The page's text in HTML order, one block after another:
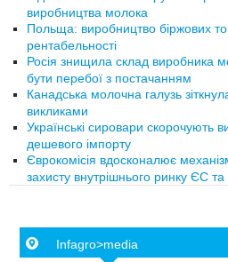
виробництва молока
Польща: виробництво біржових
рентабельності
Росія знищила склад виробника
бути перебої з постачанням
Канадська молочна галузь
викликами
Українські сировари скорочують
дешевого імпорту
Єврокомісія вдосконалює
захисту внутрішнього ринку ЄС
Infagro>media